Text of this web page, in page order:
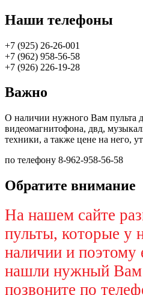
Наши телефоны
+7 (925) 26-26-001
+7 (962) 958-56-58
+7 (926) 226-19-28
Важно
О наличии нужного Вам пульта
видеомагнитофона, двд,
техники, а также цене на него,
по телефону 8-962-958-56-58
Обратите внимание
На нашем сайте
пульты, которые у
наличии и поэтому
нашли нужный Вам
позвоните по